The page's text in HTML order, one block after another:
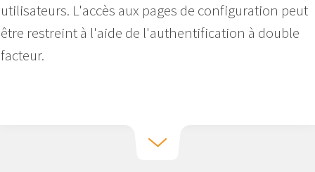
utilisateurs. L'accès aux pages de configuration peut
être restreint à l'aide de l'authentification à double
facteur.